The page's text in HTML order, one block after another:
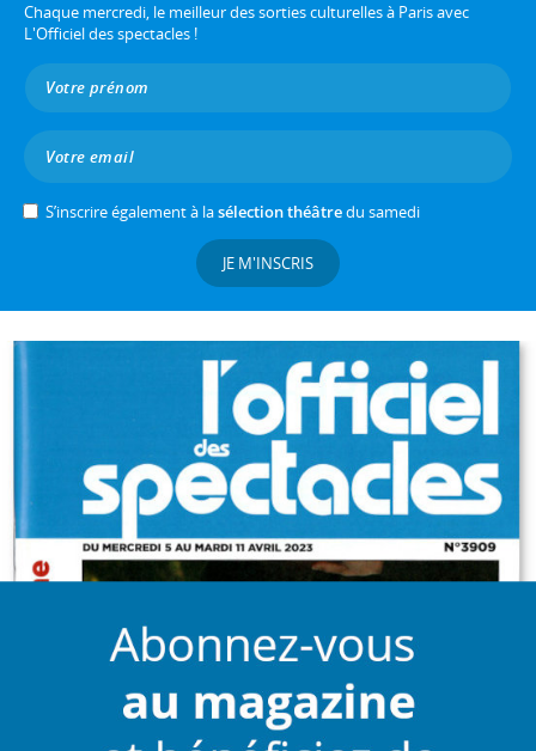
Chaque mercredi, le meilleur des sorties culturelles à Paris avec
L'Officiel des spectacles !
S’inscrire également à lasélection théâtredu samedi
JE M'INSCRIS